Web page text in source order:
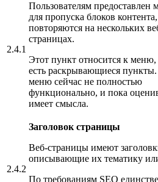
2.4.1
Пользователям предоставлен
для пропуска блоков
повторяются на нескольких
страницах.
Этот пункт относится к меню,
есть раскрывающиеся
меню сейчас не полностью
функционально, и пока
имеет смысла.
2.4.2
Заголовок страницы
Веб-страницы имеют
описывающие их тематику
По требованиям SEO